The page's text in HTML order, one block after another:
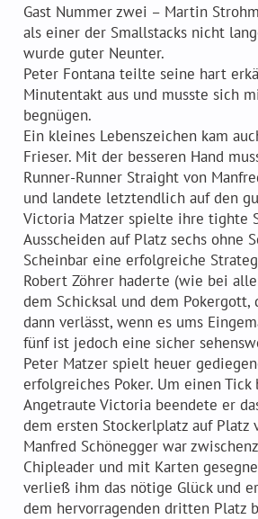
Regelwerk
Tipps und Tricks
Gast Nummer zwei – Martin
als einer der Smallstacks nicht
wurde guter Neunter.
Peter Fontana teilte seine hart
Minutentakt aus und musste sich
begnügen.
Ein kleines Lebenszeichen kam
Frieser. Mit der besseren Hand
Runner-Runner Straight von
und landete letztendlich auf den
Victoria Matzer spielte ihre tighte
Ausscheiden auf Platz sechs ohne
Scheinbar eine erfolgreiche
Robert Zöhrer haderte (wie bei
dem Schicksal und dem
dann verlässt, wenn es ums
fünf ist jedoch eine sicher
Peter Matzer spielt heuer
erfolgreiches Poker. Um einen Tick
Angetraute Victoria beendete er
dem ersten Stockerlplatz auf Platz
Manfred Schönegger war
Chipleader und mit Karten
verließ ihm das nötige Glück und
dem hervorragenden dritten Platz